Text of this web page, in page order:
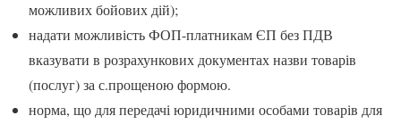
можливих бойових дій);
надати можливість ФОП-платникам ЄП без ПДВ
вказувати в розрахункових документах назви товарів
(послуг) за с.прощеною формою.
норма, що для передачі юридичними особами товарів для